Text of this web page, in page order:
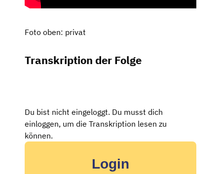
Foto oben: privat
Transkription der Folge
Du bist nicht eingeloggt. Du musst dich
einloggen, um die Transkription lesen zu
können.
Login